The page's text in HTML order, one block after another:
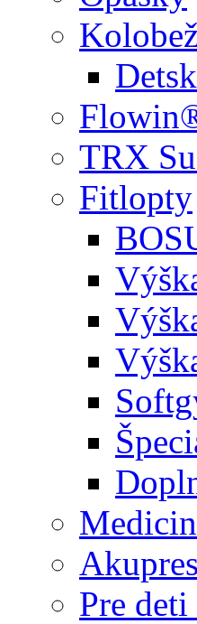
TRX
Fitlopty
Pre deti